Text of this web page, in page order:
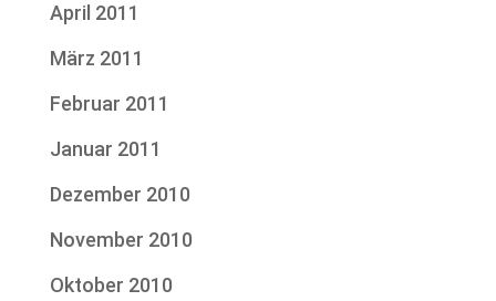
April 2011
März 2011
Februar 2011
Januar 2011
Dezember 2010
November 2010
Oktober 2010